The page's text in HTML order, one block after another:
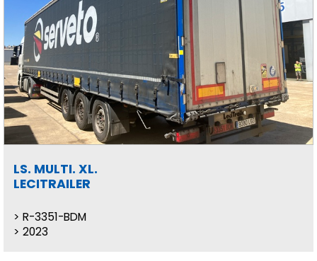
LS. MULTI. XL.
LECITRAILER
R-3351-BDM
2023